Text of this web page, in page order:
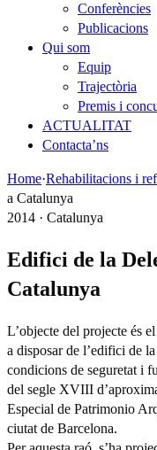
Conferències
Publicacions
Qui som
Equip
Trajectòria
Premis i
ACTUALITAT
Contacta’ns
Home·Rehabilitacions i
a Catalunya
2014 · Catalunya
Edifici de la
Catalunya
L’objecte del projecte és
a disposar de l’edifici de
condicions de seguretat i
del segle XVIII
Especial de Patrimonio
ciutat de Barcelona.